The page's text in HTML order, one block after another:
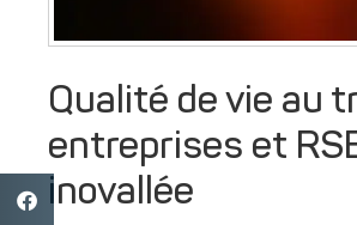
Qualité de vie au
entreprises et
inovallée